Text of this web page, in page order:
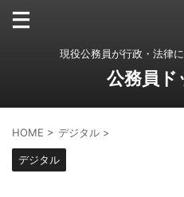
現役公務員が行政・法律
公務員ド
HOME > デジタル >
デジタル